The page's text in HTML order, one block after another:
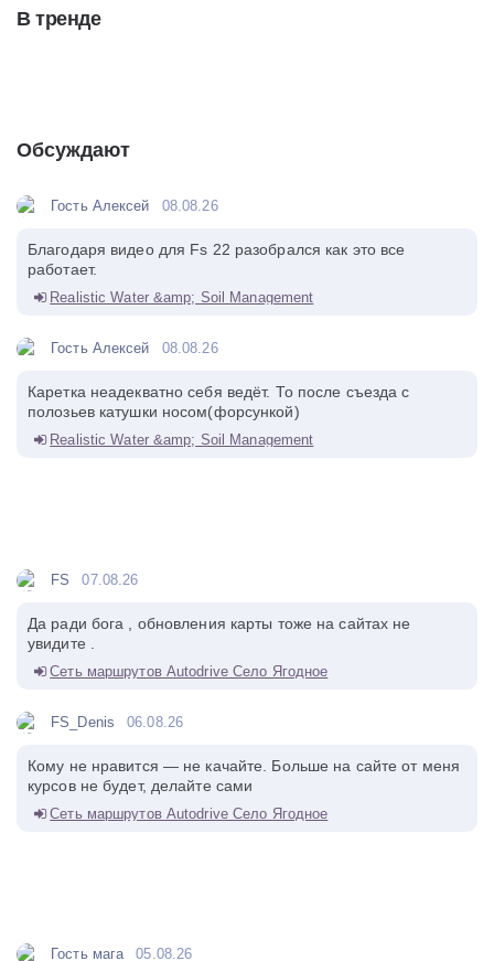
В тренде
Обсуждают
Гость Алексей 08.08.26
Благодаря видео для Fs 22 разобрался как это все
работает.
Realistic Water &amp; Soil Management
Гость Алексей 08.08.26
Каретка неадекватно себя ведёт. То после съезда с
полозьев катушки носом(форсункой)
Realistic Water &amp; Soil Management
FS 07.08.26
Да ради бога , обновления карты тоже на сайтах не
увидите .
Сеть маршрутов Autodrive Село Ягодное
FS_Denis 06.08.26
Кому не нравится — не качайте. Больше на сайте от меня
курсов не будет, делайте сами
Сеть маршрутов Autodrive Село Ягодное
Гость мага 05.08.26